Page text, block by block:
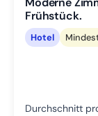
Frühstück.
Hotel
Durchschnitt